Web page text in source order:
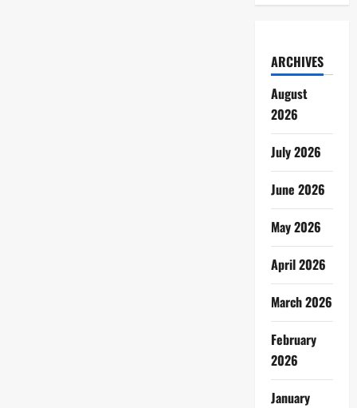
ARCHIVES
August
2026
July 2026
June 2026
May 2026
April 2026
March 2026
February
2026
January